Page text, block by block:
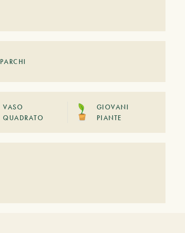
PARCHI
VASO
QUADRATO
GIOVANI
PIANTE